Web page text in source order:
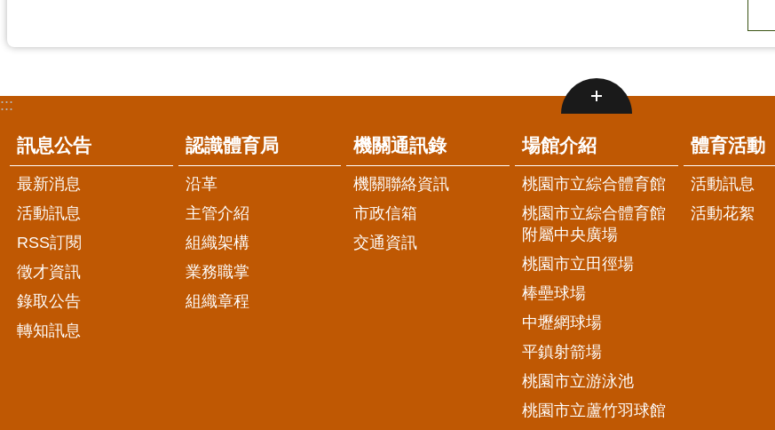
:::
訊息公告
最新消息
活動訊息
RSS訂閱
徵才資訊
錄取公告
轉知訊息
認識體育局
沿革
主管介紹
組織架構
業務職掌
組織章程
機關通訊錄
機關聯絡資訊
市政信箱
交通資訊
場館介紹
桃園市立綜合體育館
桃園市立綜合體育館
附屬中央廣場
桃園市立田徑場
棒壘球場
中壢網球場
平鎮射箭場
桃園市立游泳池
桃園市立蘆竹羽球館
體育活動
活動訊息
活動花絮